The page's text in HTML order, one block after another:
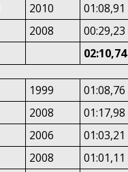
2010
01:08,91
2008
00:29,23
02:10,74
1999
01:08,76
2008
01:17,98
2006
01:03,21
2008
01:01,11